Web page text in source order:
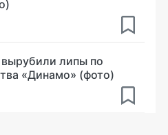
липы по
«Динамо» (фото)